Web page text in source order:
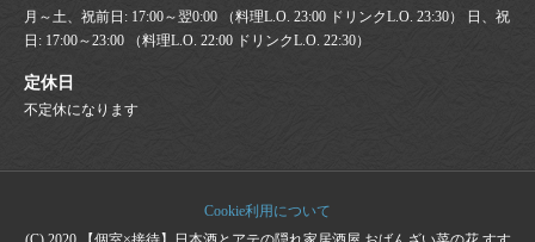
月～土、祝前日: 17:00～翌0:00 （料理L.O. 23:00 ドリンクL.O. 23:30） 日、祝
日: 17:00～23:00 （料理L.O. 22:00 ドリンクL.O. 22:30）
定休日
不定休になります
Cookie利用について